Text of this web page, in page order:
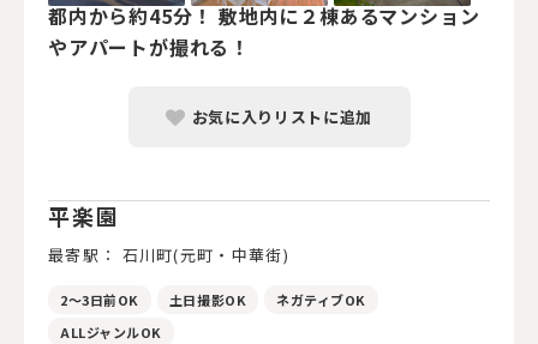
都内から約45分！ 敷地内に２棟あるマンション
やアパートが撮れる！
お気に入りリストに追加
平楽園
最寄駅： 石川町(元町・中華街)
2～3日前OK 土日撮影OK
ネガティブOK
ALLジャンルOK